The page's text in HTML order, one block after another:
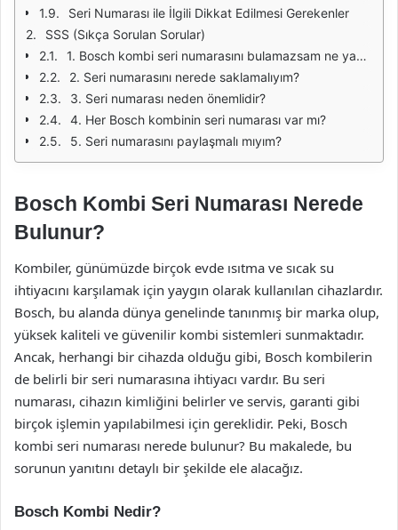
Seri Numarası ile İlgili Dikkat Edilmesi Gerekenler
SSS (Sıkça Sorulan Sorular)
1. Bosch kombi seri numarasını bulamazsam ne yapmalıyım?
2. Seri numarasını nerede saklamalıyım?
3. Seri numarası neden önemlidir?
4. Her Bosch kombinin seri numarası var mı?
5. Seri numarasını paylaşmalı mıyım?
Bosch Kombi Seri Numarası Nerede
Bulunur?
Kombiler, günümüzde birçok evde ısıtma ve sıcak su
ihtiyacını karşılamak için yaygın olarak kullanılan cihazlardır.
Bosch, bu alanda dünya genelinde tanınmış bir marka olup,
yüksek kaliteli ve güvenilir kombi sistemleri sunmaktadır.
Ancak, herhangi bir cihazda olduğu gibi, Bosch kombilerin
de belirli bir seri numarasına ihtiyacı vardır. Bu seri
numarası, cihazın kimliğini belirler ve servis, garanti gibi
birçok işlemin yapılabilmesi için gereklidir. Peki, Bosch
kombi seri numarası nerede bulunur? Bu makalede, bu
sorunun yanıtını detaylı bir şekilde ele alacağız.
Bosch Kombi Nedir?